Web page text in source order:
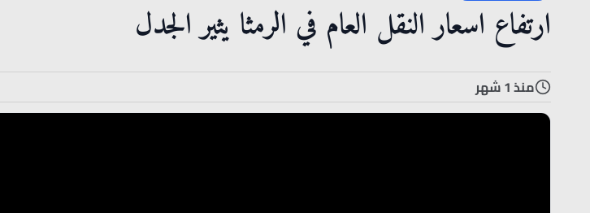
ارتفاع اسعار النقل العام في الرمثا يثير الجدل
منذ 1 شهر